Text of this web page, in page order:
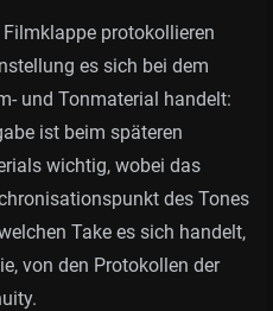
protokollieren
es sich bei dem
und Tonmaterial handelt:
ist beim späteren
wichtig, wobei das
des Tones
Take es sich handelt,
von den Protokollen der